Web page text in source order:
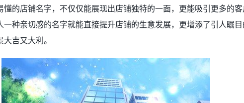
的店铺名字，不仅仅能展现出店铺独特的一面，更能吸引更多的客
一种亲切感的名字就能直接提升店铺的生意发展，更增添了引人瞩
吉又大利。